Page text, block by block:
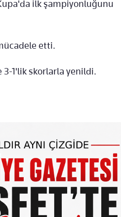
ilk şampiyonluğunu
etti.
3-1'lik skorlarla yenildi.